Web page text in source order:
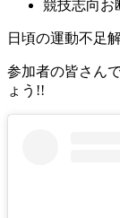
競技志向お
日頃の運動不足
参加者の皆さん
ょう!!